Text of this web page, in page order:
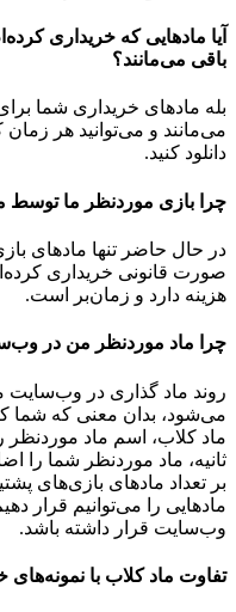
آیا مادهایی که خریداری
باقی می‌مانند؟
بله مادهای خریداری شما
می‌مانند و می‌توانید هر زمان
دانلود کنید.
چرا بازی موردنظر ما توسط
در حال حاضر تنها مادهای
صورت قانونی خریداری
هزینه دارد و زمان‌بر است.
چرا ماد موردنظر من در
روند ماد گذاری در وب‌سایت
می‌شود، بدان معنی که
ماد کلاب، اسم ماد موردنظر
ثانیه، ماد موردنظر شما را
بر تعداد مادهای بازی‌های
مادهایی را می‌توانیم قرار
وب‌سایت قرار داشته باشد.
تفاوت ماد کلاب با